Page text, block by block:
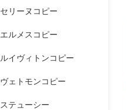
セリーヌコピー
エルメスコピー
ルイヴィトンコピー
ヴェトモンコピー
ステューシー